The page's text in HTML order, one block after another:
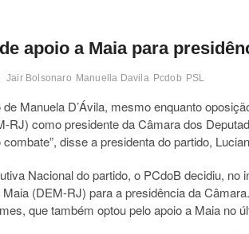
apoio a Maia para
Jair Bolsonaro Manuella Davila Pcdob PSL
Manuela D’Ávila, mesmo enquanto
RJ) como presidente da Câmara dos
disse a presidenta do partido,
Nacional do partido, o PCdoB decidiu, no
(DEM-RJ) para a presidência da
que também optou pelo apoio a Maia no